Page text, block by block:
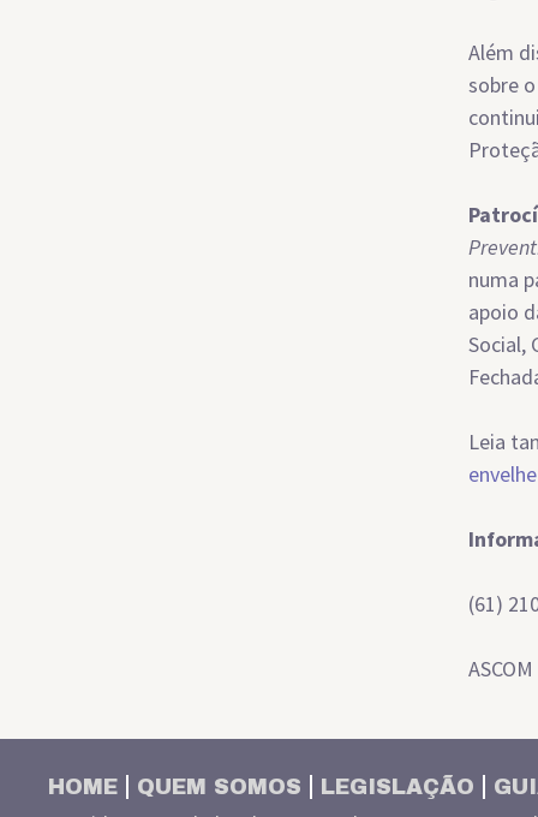
Além
sobre
numa
apoio
Social,
Leia
(61)
HOME QUEM SOMOS LEGISLAÇÃO